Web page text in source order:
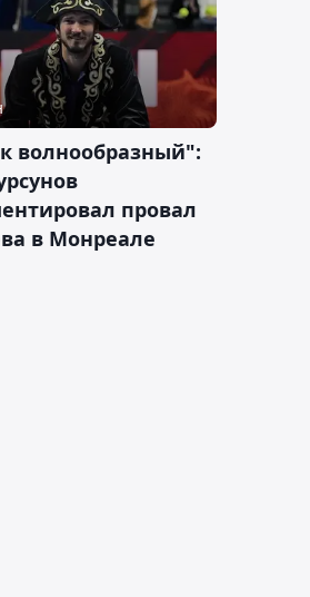
волнообразный":
провал
в Монреале